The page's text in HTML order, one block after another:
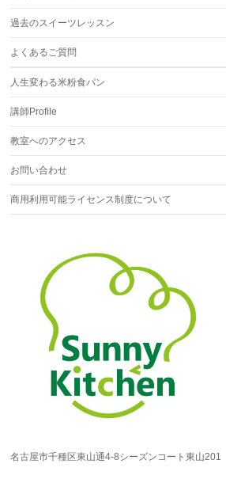
過去のスイーツレッスン
よくあるご質問
人生変わる米粉食パン
講師Profile
教室へのアクセス
お問い合わせ
商用利用可能ライセンス制度について
名古屋市千種区東山通4-8シーズンコート東山201